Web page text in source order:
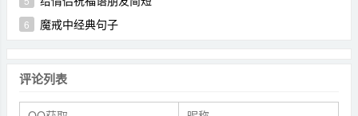
6 魔戒中经典句子
评论列表